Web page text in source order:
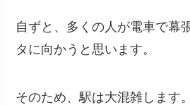
自ずと、多くの人が電車で幕
タに向かうと思います。
そのため、駅は大混雑します。